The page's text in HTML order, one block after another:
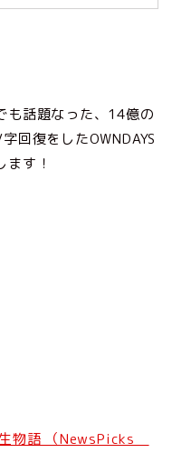
も話題なった、14億の
回復をしたOWNDAYS
す！
物語 （NewsPicks